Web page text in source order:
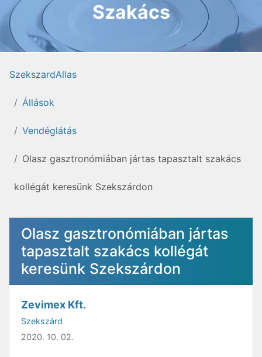
Szakács
SzekszardAllas
Állások
Vendéglátás
Olasz gasztronómiában jártas tapasztalt szakács
kollégát keresünk Szekszárdon
Olasz gasztronómiában jártas
tapasztalt szakács kollégát
keresünk Szekszárdon
Zevimex Kft.
Szekszárd
2020. 10. 02.